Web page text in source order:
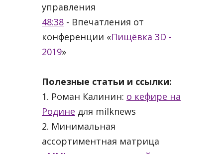
управления
48:38 - Впечатления от
конференции «Пищёвка 3D -
2019»
Полезные статьи и ссылки:
1. Роман Калинин: о кефире на
Родине для milknews
2. Минимальная
ассортиментная матрица